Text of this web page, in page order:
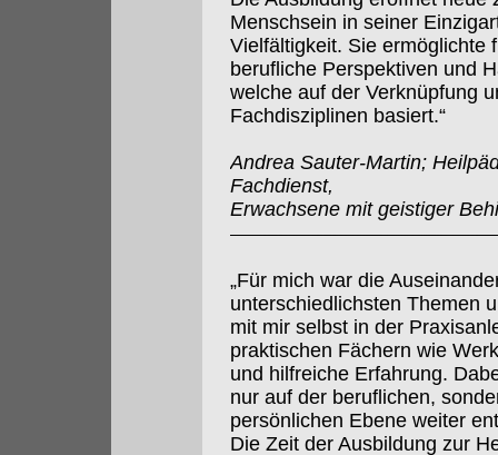
Menschsein in seiner
Vielfältigkeit. Sie ermöglichte
berufliche Perspektiven und
welche auf der Verknüpfung
Fachdisziplinen basiert.“
Andrea Sauter-Martin;
Fachdienst,
Erwachsene mit geistiger
„Für mich war die
unterschiedlichsten Themen
mit mir selbst in der
praktischen Fächern wie
und hilfreiche Erfahrung.
nur auf der beruflichen,
persönlichen Ebene weiter
Die Zeit der Ausbildung zur